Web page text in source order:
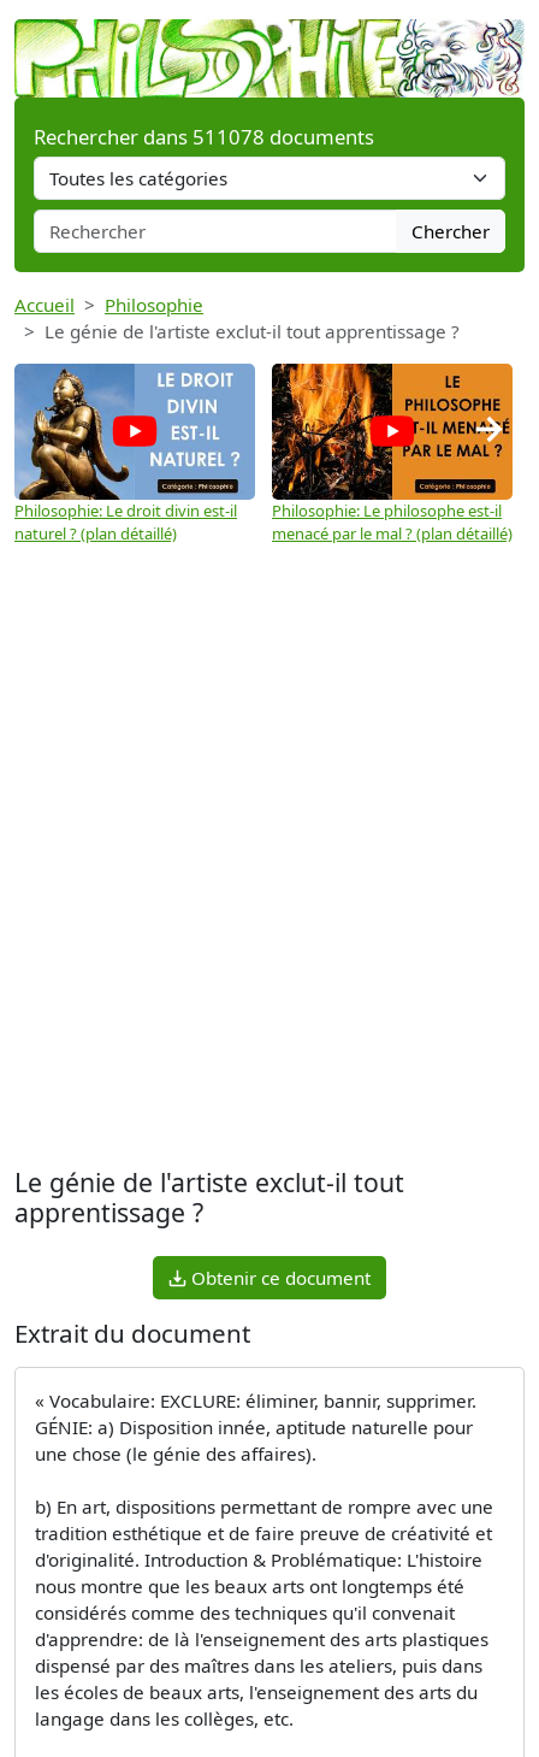
Rechercher dans 511078 documents
Chercher
Accueil
Philosophie
Le génie de l'artiste exclut-il tout apprentissage ?
Philosophie: Le droit divin est-il
naturel ? (plan détaillé)
Philosophie: Le philosophe est-il
menacé par le mal ? (plan détaillé)
→
Le génie de l'artiste exclut-il tout
apprentissage ?
Obtenir ce document
Extrait du document
« Vocabulaire: EXCLURE: éliminer, bannir, supprimer.
GÉNIE: a) Disposition innée, aptitude naturelle pour
une chose (le génie des affaires).
b) En art, dispositions permettant de rompre avec une
tradition esthétique et de faire preuve de créativité et
d'originalité. Introduction & Problématique: L'histoire
nous montre que les beaux arts ont longtemps été
considérés comme des techniques qu'il convenait
d'apprendre: de là l'enseignement des arts plastiques
dispensé par des maîtres dans les ateliers, puis dans
les écoles de beaux arts, l'enseignement des arts du
langage dans les collèges, etc.